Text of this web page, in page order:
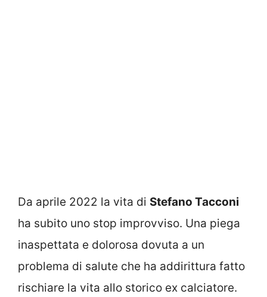
Da aprile 2022 la vita di Stefano Tacconi
ha subito uno stop improvviso. Una piega
inaspettata e dolorosa dovuta a un
problema di salute che ha addirittura fatto
rischiare la vita allo storico ex calciatore.